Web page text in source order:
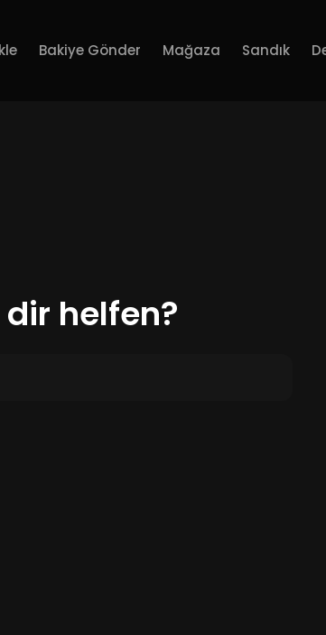
Bakiye Gönder Mağaza Sandık
helfen?